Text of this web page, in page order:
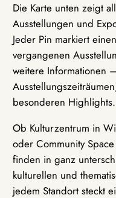
Die Karte unten zeigt
Ausstellungen und
Jeder Pin markiert
vergangenen
weitere Informationen
besonderen Highlights.
Ob Kulturzentrum in
oder Community
finden in ganz
kulturellen und
jedem Standort steckt